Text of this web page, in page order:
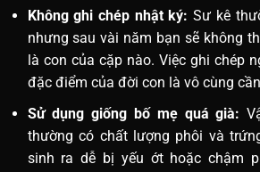
Không ghi chép nhật ký: Sư kê
nhưng sau vài năm bạn sẽ không
là con của cặp nào. Việc ghi chép
đặc điểm của đời con là vô cùng
Sử dụng giống bố mẹ quá già:
thường có chất lượng phôi và
sinh ra dễ bị yếu ớt hoặc chậm